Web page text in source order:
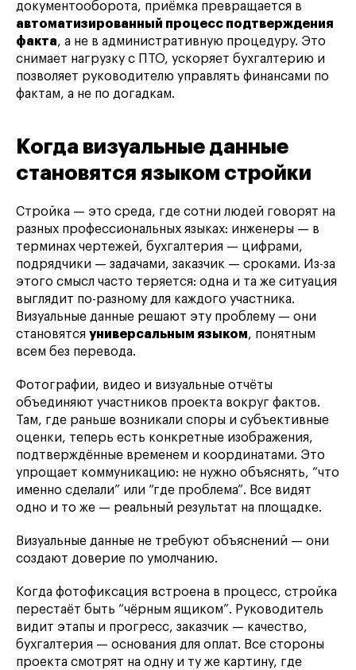
документооборота, приёмка превращается в
автоматизированный процесс подтверждения
факта, а не в административную процедуру. Это
снимает нагрузку с ПТО, ускоряет бухгалтерию и
позволяет руководителю управлять финансами по
фактам, а не по догадкам.
Когда визуальные данные
становятся языком стройки
Стройка — это среда, где сотни людей говорят на
разных профессиональных языках: инженеры — в
терминах чертежей, бухгалтерия — цифрами,
подрядчики — задачами, заказчик — сроками. Из-за
этого смысл часто теряется: одна и та же ситуация
выглядит по-разному для каждого участника.
Визуальные данные решают эту проблему — они
становятся универсальным языком, понятным
всем без перевода.
Фотографии, видео и визуальные отчёты
объединяют участников проекта вокруг фактов.
Там, где раньше возникали споры и субъективные
оценки, теперь есть конкретные изображения,
подтверждённые временем и координатами. Это
упрощает коммуникацию: не нужно объяснять, “что
именно сделали” или “где проблема”. Все видят
одно и то же — реальный результат на площадке.
Визуальные данные не требуют объяснений — они
создают доверие по умолчанию.
Когда фотофиксация встроена в процесс, стройка
перестаёт быть “чёрным ящиком”. Руководитель
видит этапы и прогресс, заказчик — качество,
бухгалтерия — основания для оплат. Все стороны
проекта смотрят на одну и ту же картину, где